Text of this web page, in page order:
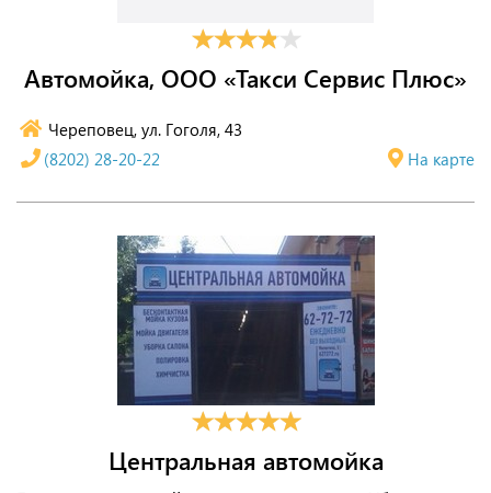
Автомойка, ООО «Такси Сервис Плюс»
Череповец, ул. Гоголя, 43
На карте
(8202) 28-20-22
Центральная автомойка